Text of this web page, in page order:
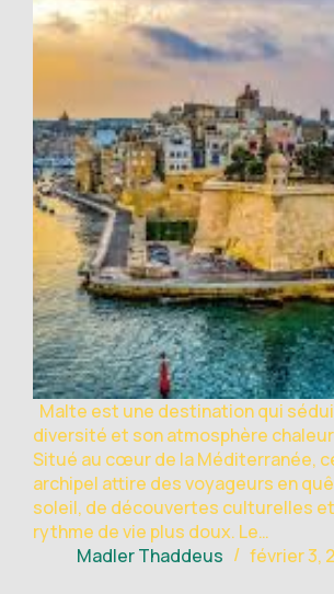
Malte est une destination qui
diversité et son atmosphère
Situé au cœur de la Méditerranée,
archipel attire des voyageurs en
soleil, de découvertes culturelles et
rythme de vie plus doux. Le…
Madler Thaddeus
février 3,